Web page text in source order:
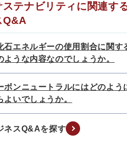
ステナビリティに関連す
Q&A
石エネルギーの使用割合に関す
ような内容なのでしょうか。
ボンニュートラルにはどのよう
よいでしょうか。
ネスQ&Aを探す